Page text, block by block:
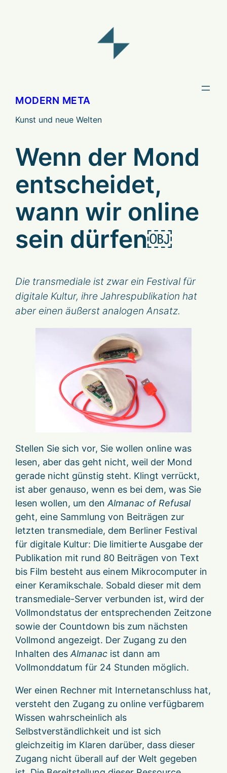
MODERN META
Kunst und neue Welten
Wenn der Mond
entscheidet,
wann wir online
sein dürfen￼
Die transmediale ist zwar ein Festival für
digitale Kultur, ihre Jahrespublikation hat
aber einen äußerst analogen Ansatz.
Stellen Sie sich vor, Sie wollen online was
lesen, aber das geht nicht, weil der Mond
gerade nicht günstig steht. Klingt verrückt,
ist aber genauso, wenn es bei dem, was Sie
lesen wollen, um denAlmanac of Refusal
geht, eine Sammlung von Beiträgen zur
letzten transmediale, dem Berliner Festival
für digitale Kultur: Die limitierte Ausgabe der
Publikation mit rund 80 Beiträgen von Text
bis Film besteht aus einem Mikrocomputer in
einer Keramikschale. Sobald dieser mit dem
transmediale-Server verbunden ist, wird der
Vollmondstatus der entsprechenden Zeitzone
sowie der Countdown bis zum nächsten
Vollmond angezeigt. Der Zugang zu den
Inhalten des Almanac ist dann am
Vollmonddatum für 24 Stunden möglich.
Wer einen Rechner mit Internetanschluss hat,
versteht den Zugang zu online verfügbarem
Wissen wahrscheinlich als
Selbstverständlichkeit und ist sich
gleichzeitig im Klaren darüber, dass dieser
Zugang nicht überall auf der Welt gegeben